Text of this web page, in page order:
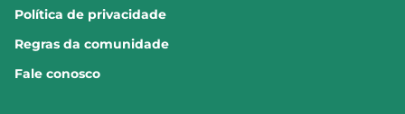
Política de privacidade
Regras da comunidade
Fale conosco